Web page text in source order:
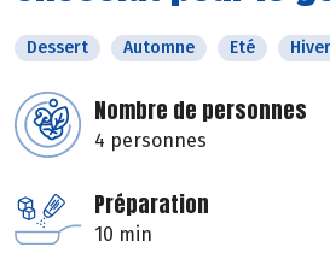
Dessert Automne Eté Hiver
Nombre de personnes
4 personnes
Préparation
10 min